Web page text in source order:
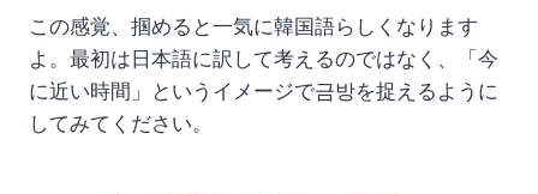
この感覚、掴めると一気に韓国語らしくなります
よ。最初は日本語に訳して考えるのではなく、「今
に近い時間」というイメージで금방を捉えるように
してみてください。